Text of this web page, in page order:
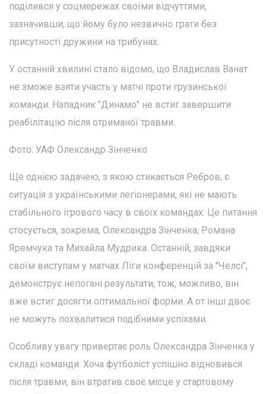
поділився у соцмережах своїми відчуттями,
зазначивши, що йому було незвично грати без
присутності дружини на трибунах.
У останній хвилині стало відомо, що Владислав Ванат
не зможе взяти участь у матчі проти грузинської
команди. Нападник "Динамо" не встиг завершити
реабілітацію після отриманої травми.
Фото: УАФ Олександр Зінченко
Ще однією задачею, з якою стикається Ребров, є
ситуація з українськими легіонерами, які не мають
стабільного ігрового часу в своїх командах. Це питання
стосується, зокрема, Олександра Зінченка, Романа
Яремчука та Михайла Мудрика. Останній, завдяки
своїм виступам у матчах Ліги конференцій за "Челсі",
демонструє непогані результати, тож, можливо, він
вже встиг досягти оптимальної форми. А от інші двоє
не можуть похвалитися подібними успіхами.
Особливу увагу привертає роль Олександра Зінченка у
складі команди. Хоча футболіст успішно відновився
після травми, він втратив своє місце у стартовому